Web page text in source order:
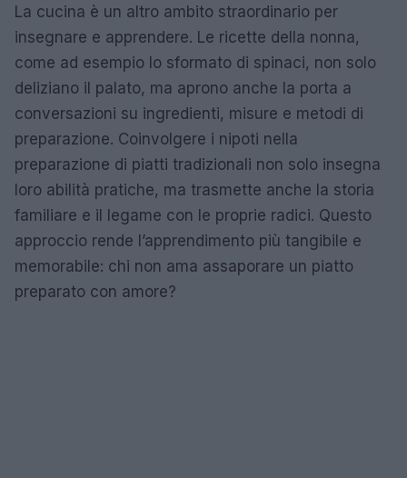
La cucina è un altro ambito straordinario per
insegnare e apprendere. Le ricette della nonna,
come ad esempio lo sformato di spinaci, non solo
deliziano il palato, ma aprono anche la porta a
conversazioni su ingredienti, misure e metodi di
preparazione. Coinvolgere i nipoti nella
preparazione di piatti tradizionali non solo insegna
loro abilità pratiche, ma trasmette anche la storia
familiare e il legame con le proprie radici. Questo
approccio rende l’apprendimento più tangibile e
memorabile: chi non ama assaporare un piatto
preparato con amore?